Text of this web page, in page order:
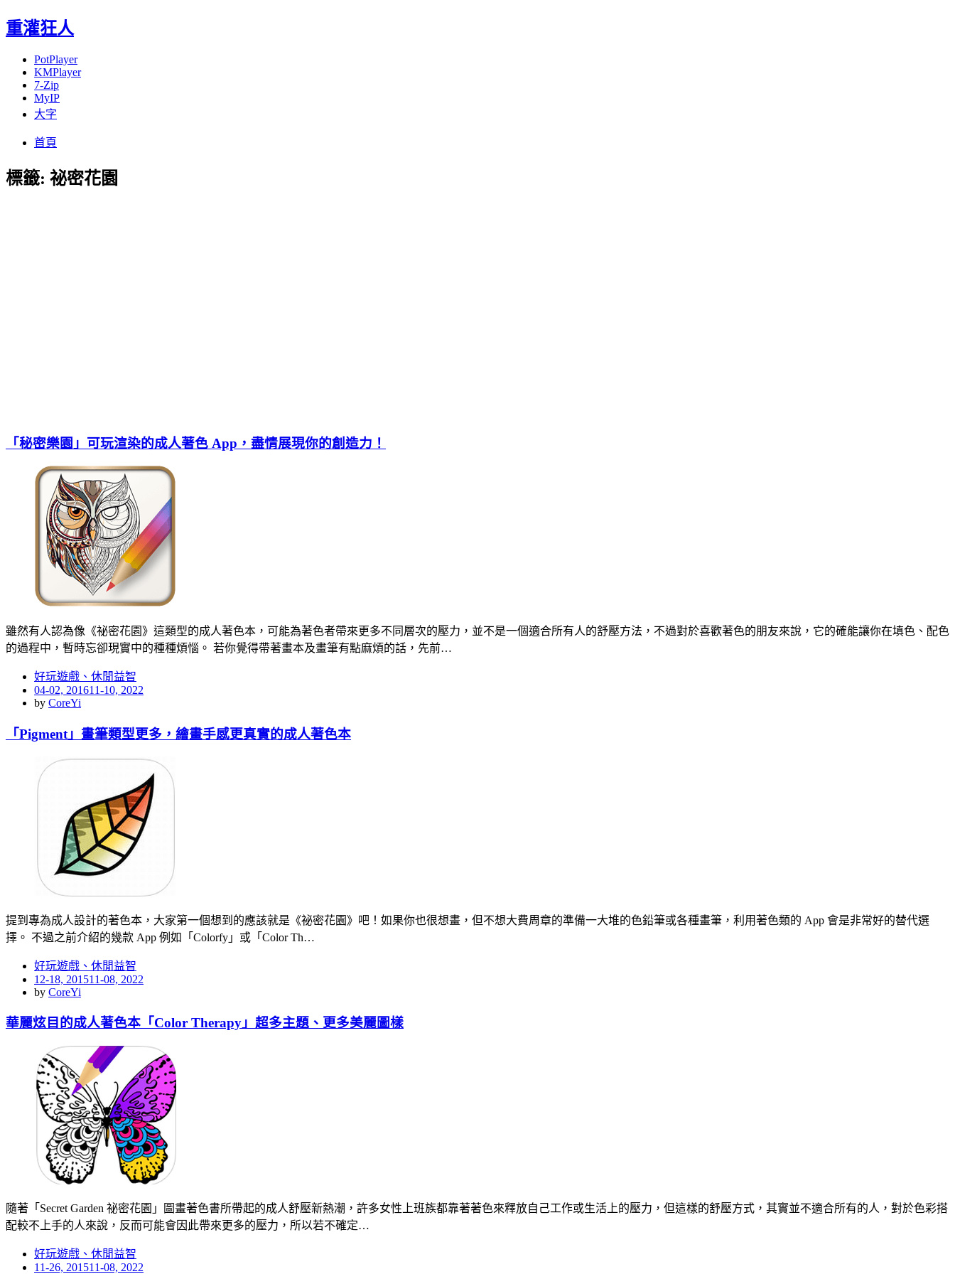
重灌狂人
PotPlayer
KMPlayer
7-Zip
MyIP
大字
首頁
標籤: 祕密花園
「秘密樂園」可玩渲染的成人著色 App，盡情展現你的創造力！
雖然有人認為像《祕密花園》這類型的成人著色本，可能為著色者帶來更多不同層次的壓力，並不是一個適合所有人的舒壓方法，不過對於喜歡著色的朋友來說，它的確能讓你在填色、配色
的過程中，暫時忘卻現實中的種種煩惱。 若你覺得帶著畫本及畫筆有點麻煩的話，先前…
好玩遊戲、休閒益智
Posted
on
04-02, 201611-10, 2022
by CoreYi
「Pigment」畫筆類型更多，繪畫手感更真實的成人著色本
提到專為成人設計的著色本，大家第一個想到的應該就是《祕密花園》吧！如果你也很想畫，但不想大費周章的準備一大堆的色鉛筆或各種畫筆，利用著色類的 App 會是非常好的替代選
擇。 不過之前介紹的幾款 App 例如「Colorfy」或「Color Th…
好玩遊戲、休閒益智
Posted
on
12-18, 201511-08, 2022
by CoreYi
華麗炫目的成人著色本「Color Therapy」超多主題、更多美麗圖樣
隨著「Secret Garden 祕密花園」圖畫著色書所帶起的成人舒壓新熱潮，許多女性上班族都靠著著色來釋放自己工作或生活上的壓力，但這樣的舒壓方式，其實並不適合所有的人，對於色彩搭
配較不上手的人來說，反而可能會因此帶來更多的壓力，所以若不確定…
好玩遊戲、休閒益智
Posted
11-26, 201511-08, 2022